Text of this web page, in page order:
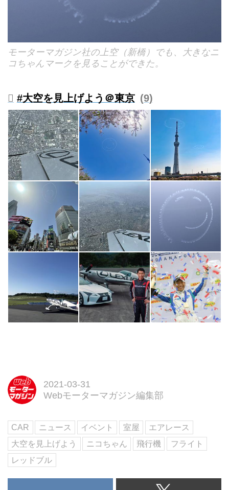
モーターマガジン社の上空（新橋）でも、大きなニ
コちゃんマークを見ることができた。
#大空を見上げよう＠東京 9
2021-03-31
Webモーターマガジン編集部
CAR ニュース イベント 室屋
エアレース
大空を見上げよう
ニコちゃん 飛行機
フライト
レッドブル